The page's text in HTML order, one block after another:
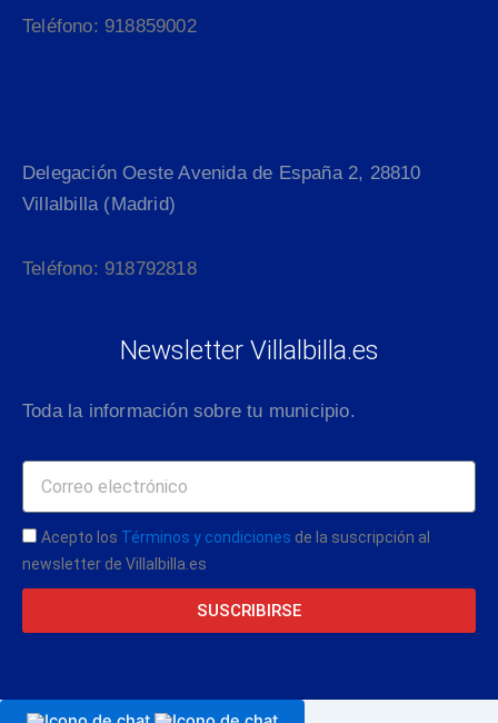
Teléfono: 918859002
Delegación Oeste Avenida de España 2, 28810
Villalbilla (Madrid)
Teléfono: 918792818
Newsletter Villalbilla.es
Toda la información sobre tu municipio.
Acepto los Términos y condiciones de la suscripción al
newsletter de Villalbilla.es
SUSCRIBIRSE